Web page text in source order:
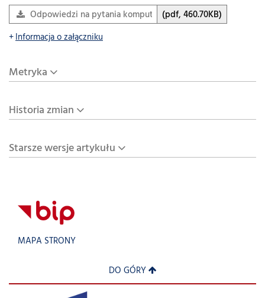
Odpowiedzi na pytania komputery.pdf(pdf, 460.70KB)
Informacja o załączniku
Metryka
Historia zmian
Starsze wersje artykułu
MAPA STRONY
DO GÓRY